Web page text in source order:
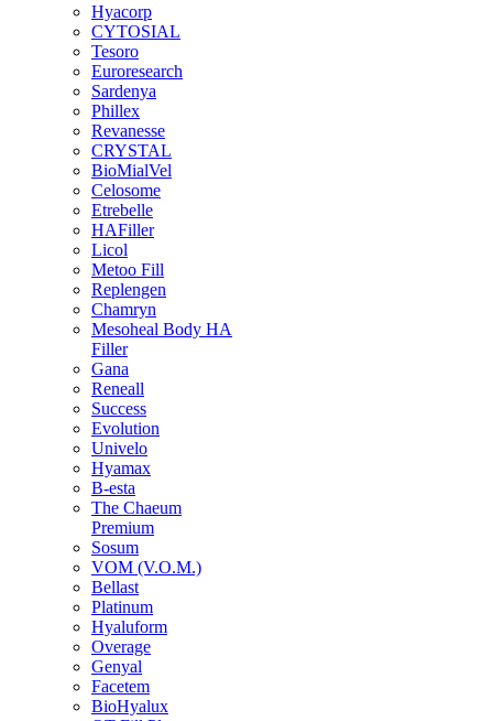
Hyacorp
CYTOSIAL
Tesoro
Euroresearch
Sardenya
Phillex
Revanesse
CRYSTAL
BioMialVel
Celosome
Etrebelle
HAFiller
Licol
Metoo Fill
Replengen
Chamryn
Mesoheal Body HA
Filler
Gana
Reneall
Success
Evolution
Univelo
Hyamax
B-esta
The Chaeum
Premium
Sosum
VOM (V.O.M.)
Bellast
Platinum
Hyaluform
Overage
Genyal
Facetem
BioHyalux